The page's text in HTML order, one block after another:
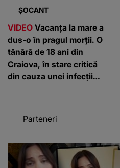
ȘOCANT
VIDEO Vacanța la mare a
dus-o în pragul morții. O
tânără de 18 ani din
Craiova, în stare critică
din cauza unei infecții
Parteneri